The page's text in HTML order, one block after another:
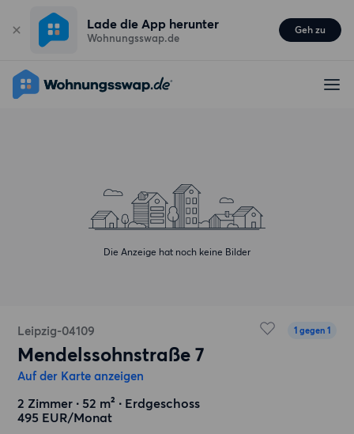
Lade die App herunter
Wohnungsswap.de
Geh zu
Die Anzeige hat noch keine Bilder
Leipzig-04109 1 gegen 1
Mendelssohnstraße 7
Auf der Karte anzeigen
2 Zimmer ∙ 52 m² ∙ Erdgeschoss
495 EUR/Monat